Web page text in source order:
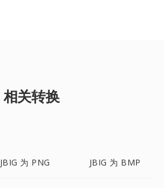
相关转换
JBIG 为 PNG JBIG 为 BMP